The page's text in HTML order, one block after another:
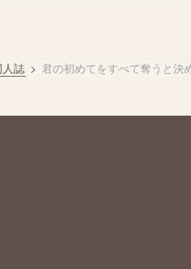
人誌 > 君の初めてをすべて奪うと決